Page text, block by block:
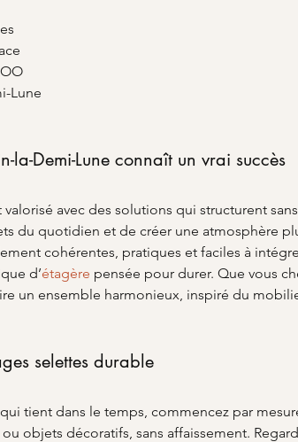
Lune
la-Demi-Lune connaît un vrai succès
avec des solutions qui structurent
du quotidien et de créer une atmosphère
cohérentes, pratiques et faciles à
d’étagère pensée pour durer. Que vous
un ensemble harmonieux, inspiré du
selettes durable
qui tient dans le temps, commencez par
objets décoratifs, sans affaissement.